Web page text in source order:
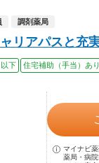
調剤薬局
リアパスと
下 住宅補助（手当）あり
マイナビ
薬局・病